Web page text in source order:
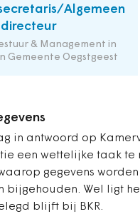
Algemeen
directeur
& Management in
Gemeente Oegstgeest
in antwoord op
een wettelijke taak te
gegevens
bijgehouden. Wel ligt
blijft bij BKR.